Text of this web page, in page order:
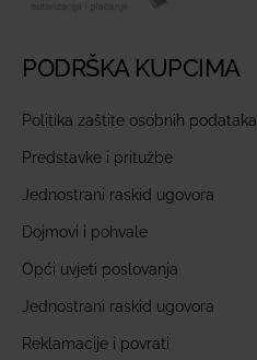
PODRŠKA KUPCIMA
Politika zaštite osobnih podataka
Predstavke i pritužbe
Jednostrani raskid ugovora
Dojmovi i pohvale
Opći uvjeti poslovanja
Jednostrani raskid ugovora
Reklamacije i povrati